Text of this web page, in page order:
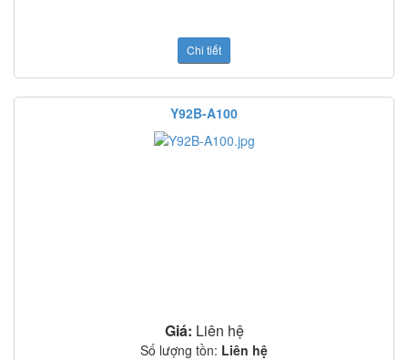
Chi tiết
Y92B-A100
Giá: Liên hệ
Số lượng tồn: Liên hệ